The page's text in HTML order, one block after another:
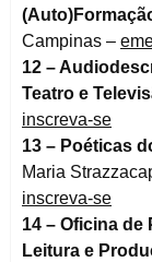
Campinas –
12 –
Teatro e
inscreva-se
13 – Poéticas
Maria
inscreva-se
14 – Oficina
Leitura e